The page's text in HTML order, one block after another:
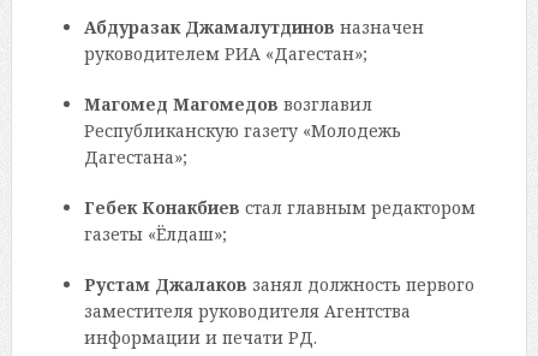
Абдуразак Джамалутдинов назначен
руководителем РИА «Дагестан»;
Магомед Магомедов возглавил
Республиканскую газету «Молодежь
Дагестана»;
Гебек Конакбиев стал главным редактором
газеты «Ёлдаш»;
Рустам Джалаков занял должность первого
заместителя руководителя Агентства
информации и печати РД.